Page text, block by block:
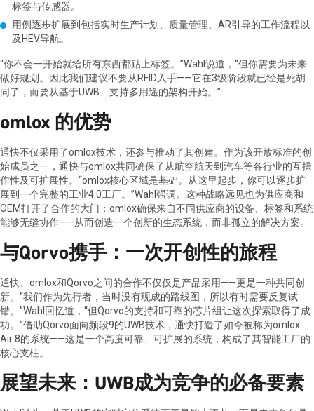
标签与传感器。
用例逐步扩展到包括实时生产计划、质量管理、AR引导的工作流程以
及HEV导航。
“你不会一开始就给所有东西都贴上标签。”Wahl说道，“但你需要为未来
做好规划。因此我们建议不要从RFID入手——它在3级阶段就已经是死胡
同了，而要从基于UWB、支持多用途的架构开始。”
omlox 的优势
通快不仅采用了omlox技术，还参与推动了其创建。作为该开放标准的创
始成员之一，通快与omlox共同确保了从航空航天到汽车等各行业的互操
作性及可扩展性。“omlox核心区域是基础。从这里起步，你可以逐步扩
展到一个完整的工业4.0工厂。”Wahl强调。这种战略远见也为供应商和
OEM打开了合作的大门：omlox确保来自不同供应商的设备、标签和系统
能够无缝协作——从而创造一个创新的生态系统，而非孤立的解决方案。
与Qorvo携手：一次开创性的旅程
通快、omlox和Qorvo之间的合作不仅仅是产品采用——更是一种共同创
新。“我们作为先行者，当时没有现成的路线图，所以有时需要反复试
错。”Wahl回忆道，“但Qorvo的支持和可靠的芯片组让这次探索取得了成
功。”借助Qorvo面向频段9的UWB技术，通快打造了如今被称为omlox
Air 8的系统——这是一个高度可靠、可扩展的系统，构成了其智能工厂的
核心支柱。
展望未来：UWB成为竞争的必备要素